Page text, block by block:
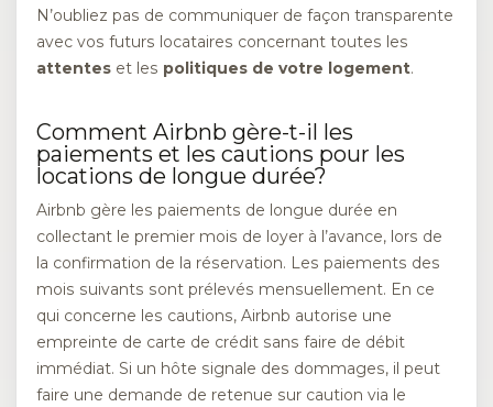
N’oubliez pas de communiquer de façon transparente
avec vos futurs locataires concernant toutes les
attentes et les politiques de votre logement.
Comment Airbnb gère-t-il les
paiements et les cautions pour les
locations de longue durée?
Airbnb gère les paiements de longue durée en
collectant le premier mois de loyer à l’avance, lors de
la confirmation de la réservation. Les paiements des
mois suivants sont prélevés mensuellement. En ce
qui concerne les cautions, Airbnb autorise une
empreinte de carte de crédit sans faire de débit
immédiat. Si un hôte signale des dommages, il peut
faire une demande de retenue sur caution via le